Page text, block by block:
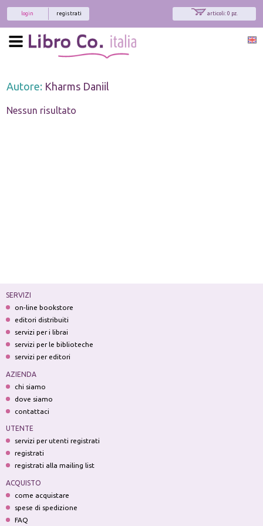
articoli: 0 pz.
registrati
login
Autore: Kharms Daniil
Nessun risultato
SERVIZI
on-line bookstore
editori distribuiti
servizi per i librai
servizi per le biblioteche
servizi per editori
AZIENDA
chi siamo
dove siamo
contattaci
UTENTE
servizi per utenti registrati
registrati
registrati alla mailing list
ACQUISTO
come acquistare
spese di spedizione
FAQ